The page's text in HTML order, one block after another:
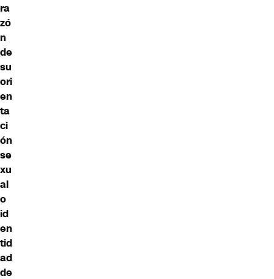
ra
zó
n
de
su
ori
en
ta
ci
ón
se
xu
al
o
id
en
tid
ad
de